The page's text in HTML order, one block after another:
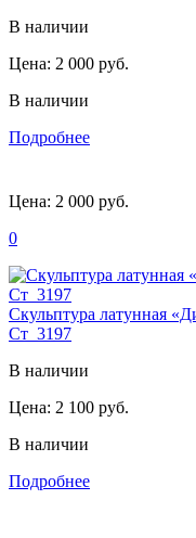
В наличии
Цена: 2 000 руб.
В наличии
Подробнее
Цена: 2 000 руб.
0
Скульптура латунная
Ст_3197
В наличии
Цена: 2 100 руб.
В наличии
Подробнее